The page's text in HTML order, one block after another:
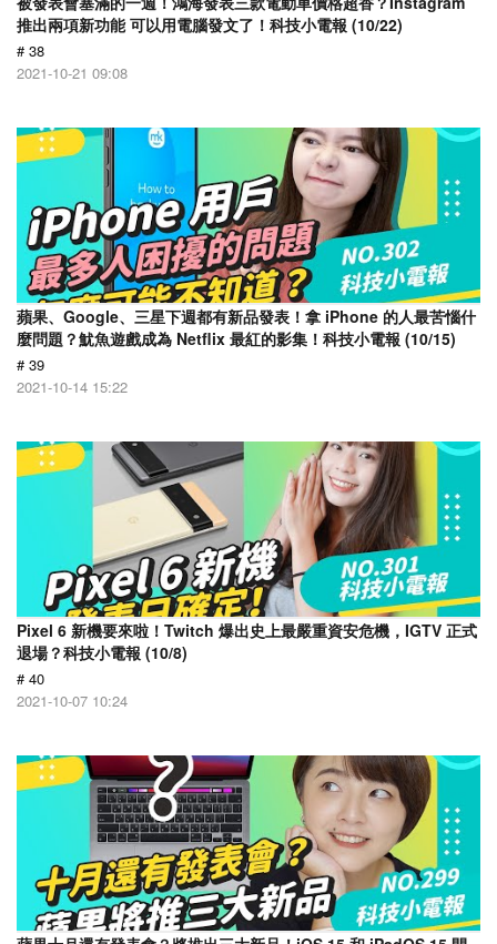
推出兩項新功能 可以用電腦發文了！科技小電報 (10/22)
# 38
2021-10-21 09:08
蘋果、Google、三星下週都有新品發表！拿 iPhone 的人最苦惱什
麼問題？魷魚遊戲成為 Netflix 最紅的影集！科技小電報 (10/15)
# 39
2021-10-14 15:22
Pixel 6 新機要來啦！Twitch 爆出史上最嚴重資安危機，IGTV 正式
退場？科技小電報 (10/8)
# 40
2021-10-07 10:24